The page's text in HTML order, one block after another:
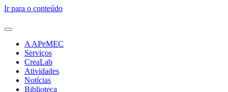
Ir para o conteúdo
A APeMEC
Serviços
CreaLab
Atividades
Notícias
Biblioteca